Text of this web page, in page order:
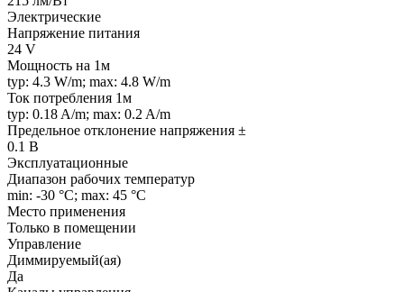
Электрические
Напряжение питания
24 V
Мощность на 1м
typ: 4.3 W/m; max: 4.8 W/m
Ток потребления 1м
typ: 0.18 A/m; max: 0.2 A/m
Предельное отклонение напряжения ±
0.1 В
Эксплуатационные
Диапазон рабочих температур
min: -30 °C; max: 45 °C
Место применения
Только в помещении
Управление
Диммируемый(ая)
Да